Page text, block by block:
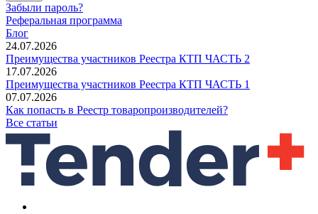
Забыли пароль?
Реферальная программа
Блог
24.07.2026
Преимущества участников Реестра КТП ЧАСТЬ 2
17.07.2026
Преимущества участников Реестра КТП ЧАСТЬ 1
07.07.2026
Как попасть в Реестр товаропроизводителей?
Все статьи